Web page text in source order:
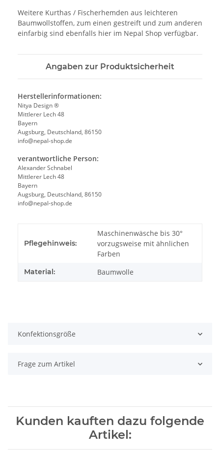
Weitere Kurthas / Fischerhemden aus leichteren
Baumwollstoffen, zum einen gestreift und zum anderen
einfarbig sind ebenfalls hier im Nepal Shop verfügbar.
Angaben zur Produktsicherheit
Herstellerinformationen:
Nitya Design ®
Mittlerer Lech 48
Bayern
Augsburg, Deutschland, 86150
info@nepal-shop.de
verantwortliche Person:
Alexander Schnabel
Mittlerer Lech 48
Bayern
Augsburg, Deutschland, 86150
info@nepal-shop.de
Pflegehinweis:
Maschinenwäsche bis 30°
vorzugsweise mit ähnlichen
Farben
Material: Baumwolle
Konfektionsgröße
Frage zum Artikel
Kunden kauften dazu folgende
Artikel: